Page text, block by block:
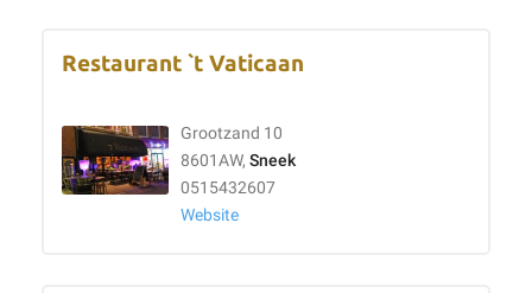
Restaurant `t Vaticaan
Grootzand 10
8601AW, Sneek
0515432607
Website